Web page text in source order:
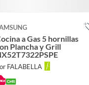
a Gas 5 hornillas
Plancha y Grill
FALABELLA